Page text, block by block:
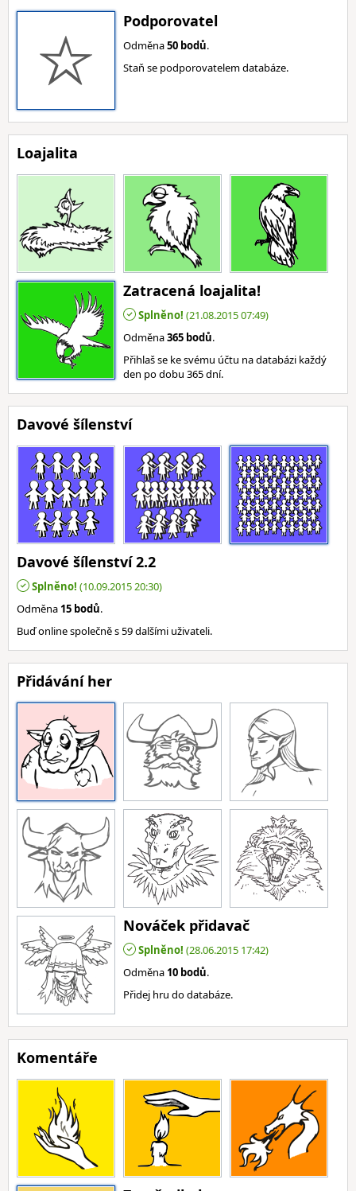
Podporovatel
Odměna50 bodů.
Staň se podporovatelem databáze.
Loajalita
Zatracená loajalita!
Splněno! (21.08.2015 07:49)
Odměna365 bodů.
Přihlaš se ke svému účtu na databázi každý
den po dobu 365 dní.
Davové šílenství
Davové šílenství 2.2
Splněno! (10.09.2015 20:30)
Odměna 15 bodů.
Buď online společně s 59 dalšími uživateli.
Přidávání her
Nováček přidavač
Splněno! (28.06.2015 17:42)
Odměna 10 bodů.
Přidej hru do databáze.
Komentáře